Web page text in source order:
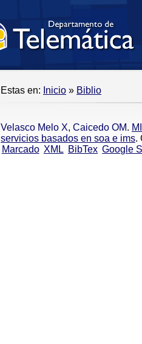
Estas en: Inicio » Biblio
Velasco Melo X, Caicedo OM.
servicios basados en soa e ims.
Marcado XML BibTex Google